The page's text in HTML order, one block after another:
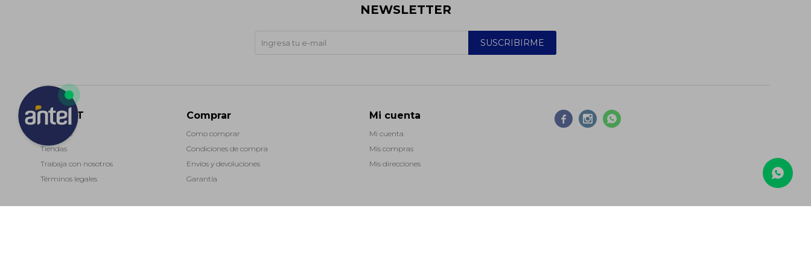
  
MARKET
Contacto
Tiendas
Trabaja con nosotros
Términos legales
Comprar
Como comprar
Condiciones de compra
Envíos y devoluciones
Garantía
Mi cuenta
Mi cuenta
Mis compras
Mis direcciones
NEWSLETTER
SUSCRIBIRME